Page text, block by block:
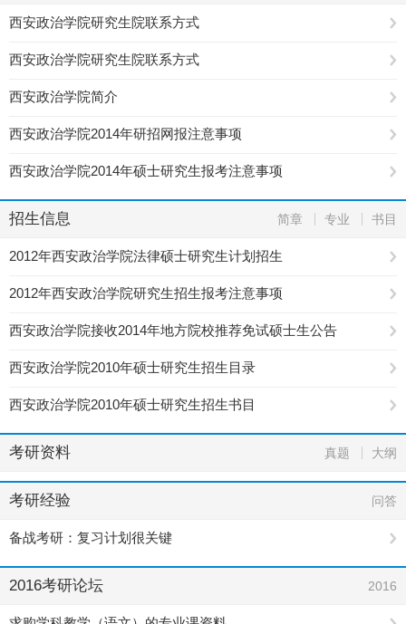
西安政治学院研究生院联系方式
西安政治学院研究生院联系方式
西安政治学院简介
西安政治学院2014年研招网报注意事项
西安政治学院2014年硕士研究生报考注意事项
招生信息 简章 专业 书目
2012年西安政治学院法律硕士研究生计划招生
2012年西安政治学院研究生招生报考注意事项
西安政治学院接收2014年地方院校推荐免试硕士生公告
西安政治学院2010年硕士研究生招生目录
西安政治学院2010年硕士研究生招生书目
考研资料 真题 大纲
考研经验 问答
备战考研：复习计划很关键
2016考研论坛 2016